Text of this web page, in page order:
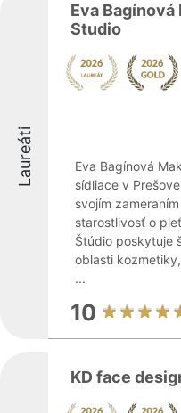
Laureáti
Eva
Studio
Eva Bagínová
sídliace v
svojím
starostlivosť o
Štúdio poskytuje
oblasti
...
10
KD face